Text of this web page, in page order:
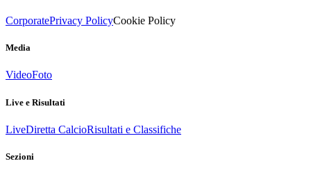
CorporatePrivacy PolicyCookie Policy
Media
VideoFoto
Live e Risultati
LiveDiretta CalcioRisultati e Classifiche
Sezioni